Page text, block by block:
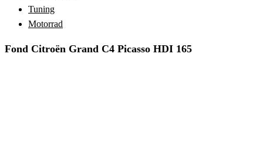
Tuning
Motorrad
Fond Citroën Grand C4 Picasso HDI 165